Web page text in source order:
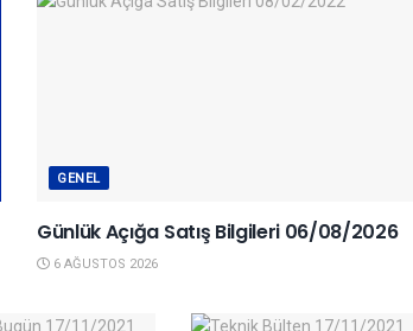
GENEL
Günlük Açığa Satış Bilgileri 06/08/2026
6 AĞUSTOS 2026